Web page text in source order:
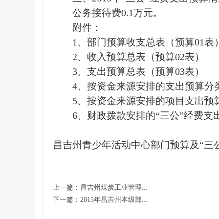
公务接待费0.1万元。
附件：
1、部门预算收支总表（预算01表
2、收入预算总表（预算02表）
3、支出预算总表（预算03表）
4、按资金来源安排的支出预算分
5、按资金来源安排的项目支出预
6、财政拨款安排的“三公”经费支
昌吉州青少年活动中心部门预算及“三
上一篇： 昌吉州煤炭工业管理...
下一篇： 2015年昌吉州本级部...